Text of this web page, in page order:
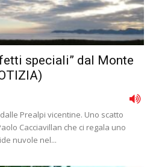
speciali” dal Monte
Prealpi vicentine. Uno scatto
Cacciavillan che ci regala uno
nuvole nel...